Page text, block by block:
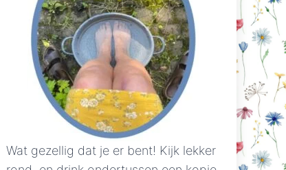
Wat gezellig dat je er bent! Kijk lekker